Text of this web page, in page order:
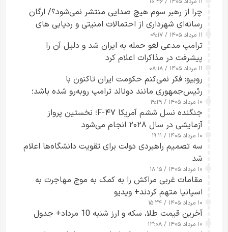
چرا از رهبر سوم هیچ صدایی منتشر نمی‌شود؟/ ارگان
رسانه‌ای شهرداری از احتمالات امنیتی و ردیابی های
جاسوسی گفت
۱۱ مرداد ۱۴۰۵ / ۰۹:۱۷
ترامپ مدعی لغو حمله به ایران شد و دلیل آن را
پیشرفت در مذاکرات اعلام کرد
۱۱ مرداد ۱۴۰۵ / ۰۸:۱۸
روبیو: فکر نمی‌کنم حکومت ایران تاکنون با
رئیس‌جمهوری مانند دونالد ترامپ روبه‌رو شده باشد؛
کسی که واقعاً دست به اقدام می‌زند
۱۰ مرداد ۱۴۰۵ / ۱۹:۲۹
جنگنده نسل ششم آمریکا F-۴۷؛ نخستین پرواز
آزمایشی در سال ۲۰۲۸ انجام می‌شود
۱۰ مرداد ۱۴۰۵ / ۱۹:۱۱
سه تصمیم راهبردی دولت برای تقویت دانشگاه‌ها اعلام
شد
۱۰ مرداد ۱۴۰۵ / ۱۸:۱۵
مقامات غربی مراکش را به کمک به موج مهاجرت به
اسپانیا متهم کردند+ ویدیو
۱۰ مرداد ۱۴۰۵ / ۱۵:۲۴
آخرین قیمت طلا، سکه و ارز شنبه 10 مرداد+ جدول
۱۰ مرداد ۱۴۰۵ / ۱۳:۰۸